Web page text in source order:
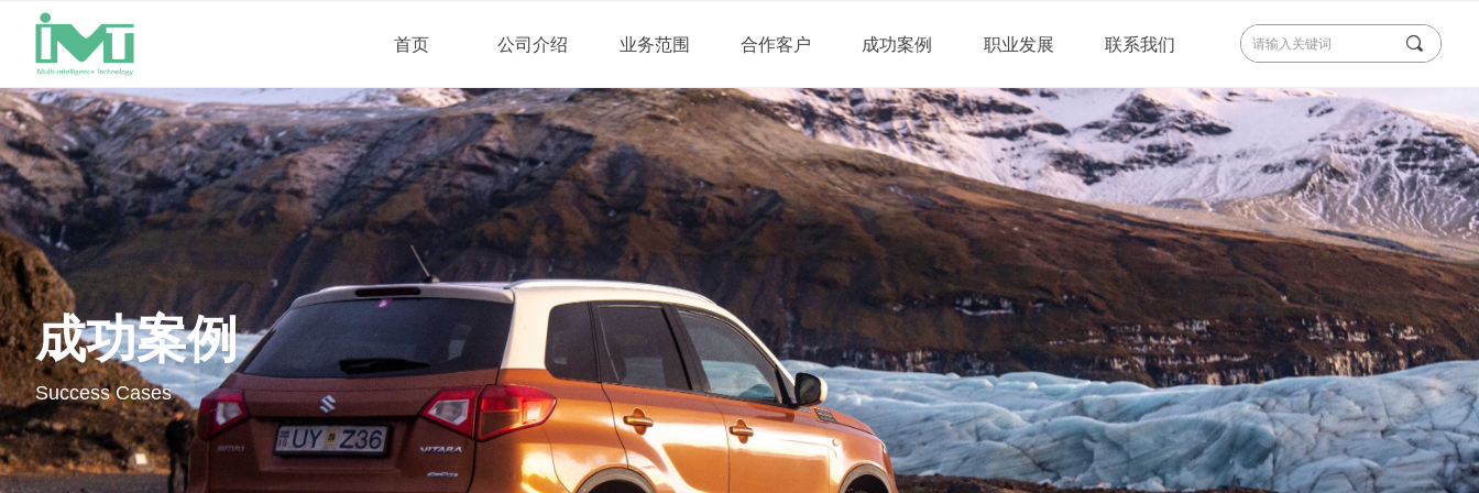
首页 公司介绍 业务范围 合作客户 成功案例 职业发展 联系我们 끠
成功案例
Success Cases